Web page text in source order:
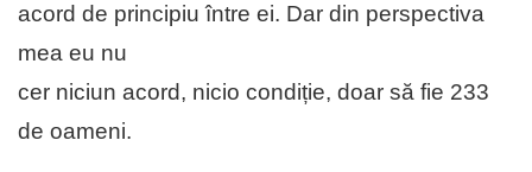
acord de principiu între ei. Dar din perspectiva
mea eu nu
cer niciun acord, nicio condiție, doar să fie 233
de oameni.